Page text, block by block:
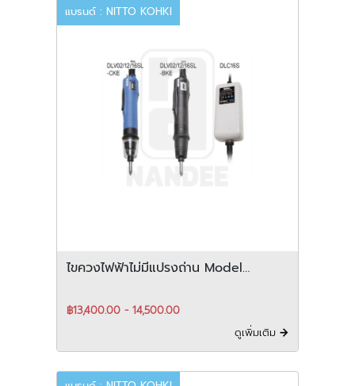
แบรนด์ : NITTO KOHKI
ไขควงไฟฟ้าไม่มีแปรงถ่าน Model
฿13,400.00 - 14,500.00
ดูเพิ่มเติม